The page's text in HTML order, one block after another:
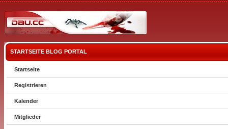
STARTSEITE BLOG PORTAL
Startseite
Registrieren
Kalender
Mitglieder